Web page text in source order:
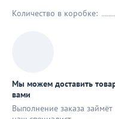
Количество в коробке:
Мы можем доставить
вами
Выполнение заказа